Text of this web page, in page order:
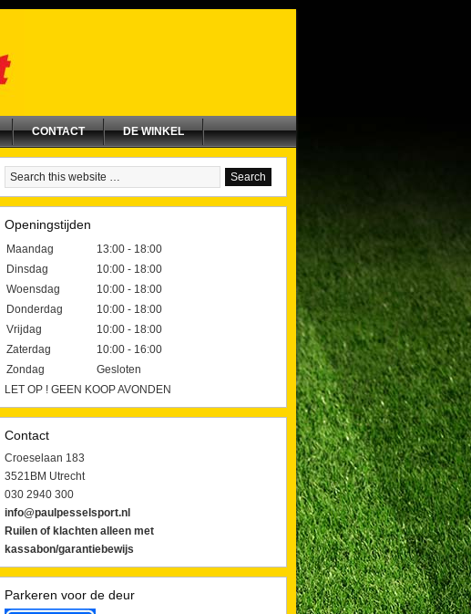
CONTACT DE WINKEL
Openingstijden
Maandag
13:00 - 18:00
Dinsdag
10:00 - 18:00
Woensdag
10:00 - 18:00
Donderdag
10:00 - 18:00
Vrijdag
10:00 - 18:00
Zaterdag
10:00 - 16:00
Zondag
Gesloten
LET OP ! GEEN KOOP AVONDEN
Contact
Croeselaan 183
3521BM Utrecht
030 2940 300
info@paulpesselsport.nl
Ruilen of klachten alleen met
kassabon/garantiebewijs
Parkeren voor de deur